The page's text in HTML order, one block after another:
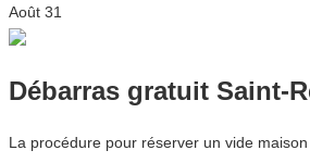
Août 31
Débarras gratuit Saint-
La procédure pour réserver un vide